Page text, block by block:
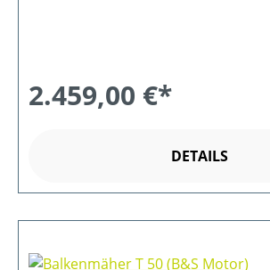
2.459,00 €*
DETAILS